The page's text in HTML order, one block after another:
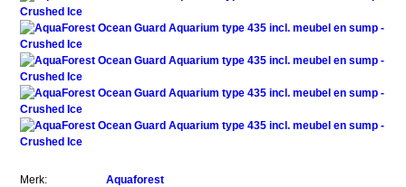
en
sump
-
Crushed
Ice
Merk:
Aquaforest